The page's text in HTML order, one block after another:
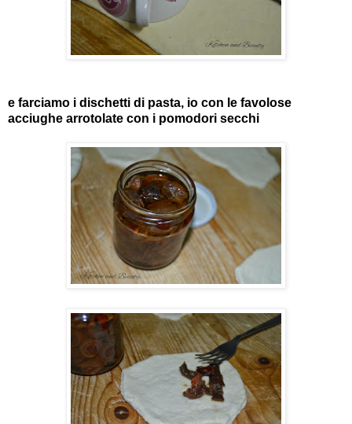
e farciamo i dischetti di pasta, io con le favolose
acciughe arrotolate con i pomodori secchi